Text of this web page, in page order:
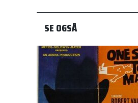
SE OGSÅ